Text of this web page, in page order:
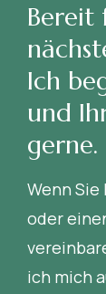
Bereit
Ich
und
gerne.
Wenn Sie
oder
ich mich